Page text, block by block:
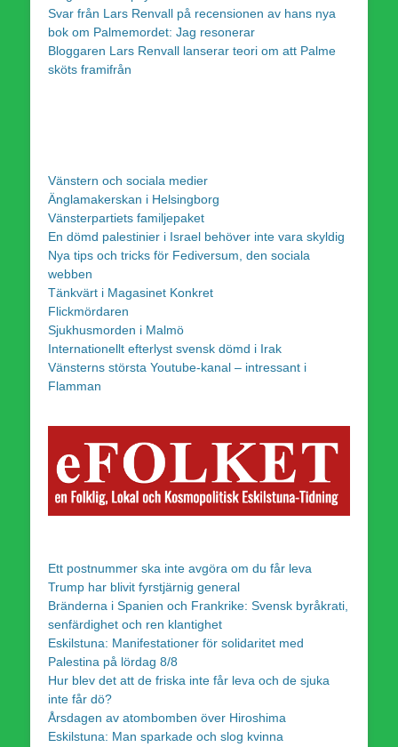
Svar från Lars Renvall på recensionen av hans nya
bok om Palmemordet: Jag resonerar
Bloggaren Lars Renvall lanserar teori om att Palme
sköts framifrån
Vänstern och sociala medier
Änglamakerskan i Helsingborg
Vänsterpartiets familjepaket
En dömd palestinier i Israel behöver inte vara skyldig
Nya tips och tricks för Fediversum, den sociala
webben
Tänkvärt i Magasinet Konkret
Flickmördaren
Sjukhusmorden i Malmö
Internationellt efterlyst svensk dömd i Irak
Vänsterns största Youtube-kanal – intressant i
Flamman
Ett postnummer ska inte avgöra om du får leva
Trump har blivit fyrstjärnig general
Bränderna i Spanien och Frankrike: Svensk byråkrati,
senfärdighet och ren klantighet
Eskilstuna: Manifestationer för solidaritet med
Palestina på lördag 8/8
Hur blev det att de friska inte får leva och de sjuka
inte får dö?
Årsdagen av atombomben över Hiroshima
Eskilstuna: Man sparkade och slog kvinna